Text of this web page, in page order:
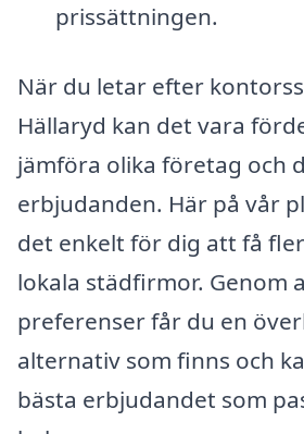
prissättningen.
När du letar efter
Hällaryd kan det vara
jämföra olika företag och
erbjudanden. Här på vår
det enkelt för dig att få
lokala städfirmor. Genom
preferenser får du en
alternativ som finns och
bästa erbjudandet som